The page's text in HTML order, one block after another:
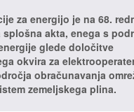
za energijo je na 68.
splošna akta, enega s
glede določitve
okvira za
obračunavanja
zemeljskega plina.